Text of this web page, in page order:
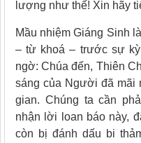
lượng như thế! Xin hãy
Mầu nhiệm Giáng Sinh
– từ khoá – trước sự
ngờ: Chúa đến, Thiên
sáng của Người đã mãi
gian. Chúng ta cần
nhận lời loan báo này,
còn bị đánh dấu bi